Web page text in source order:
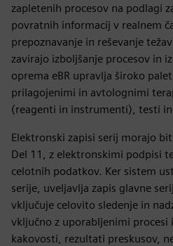
zapletenih procesov na podlagi
povratnih informacij v realnem
prepoznavanje in reševanje
zavirajo izboljšanje procesov in
oprema eBR upravlja široko
prilagojenimi in avtolognimi
(reagenti in instrumenti), testi
Elektronski zapisi serij morajo
Del 11, z elektronskimi podpisi
celotnih podatkov. Ker sistem
serije, uveljavlja zapis glavne
vključuje celovito sledenje in
vključno z uporabljenimi
kakovosti, rezultati preskusov,